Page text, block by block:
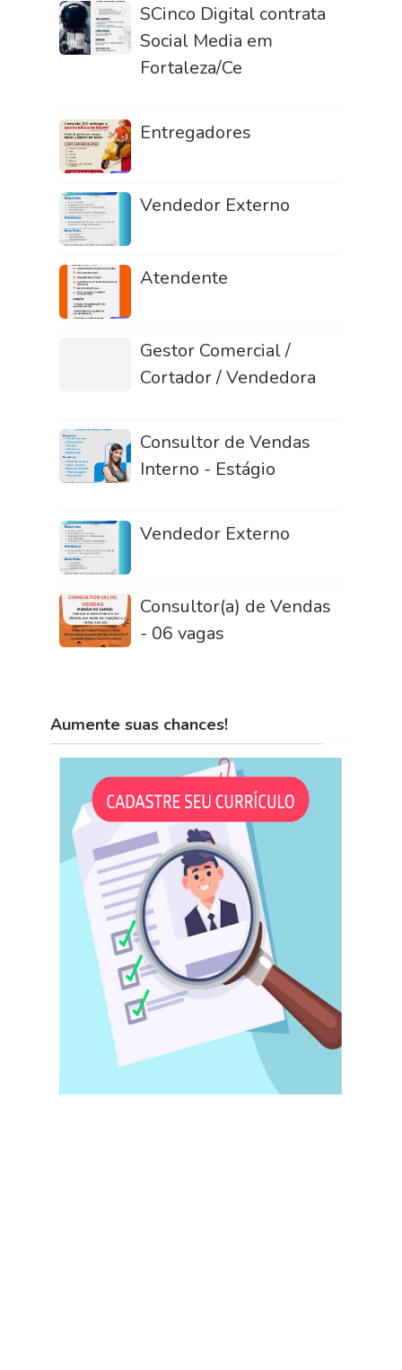
SCinco Digital contrata
Social Media em
Fortaleza/Ce
Entregadores
Vendedor Externo
Atendente
Gestor Comercial /
Cortador / Vendedora
Consultor de Vendas
Interno - Estágio
Vendedor Externo
Consultor(a) de Vendas
- 06 vagas
Aumente suas chances!